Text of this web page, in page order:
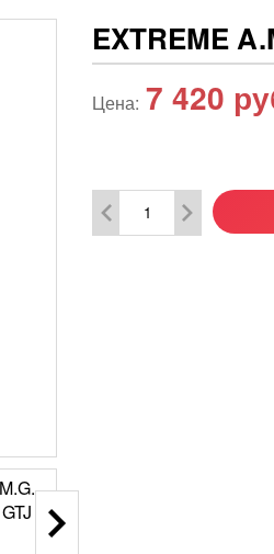
EXTREME
Цена: 7 420